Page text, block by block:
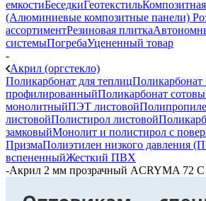
емкостиБеседкиГеотекстиль
(Алюминиевые композитные панели)
ассортиментРезиновая плитка
системыПогребаУцененный товар
-
Акрил (оргстекло)
Поликарбонат для теплиц
профилированныйПоликарбонат
монолитныйПЭТ листовой
листовойПолистирол листовой
замковыйМонолит и полистирол с
ПризмаПолиэтилен низкого давления
вспененныйЖесткий ПВХ
-Акрил 2 мм прозрачный ACRYMA 72 C